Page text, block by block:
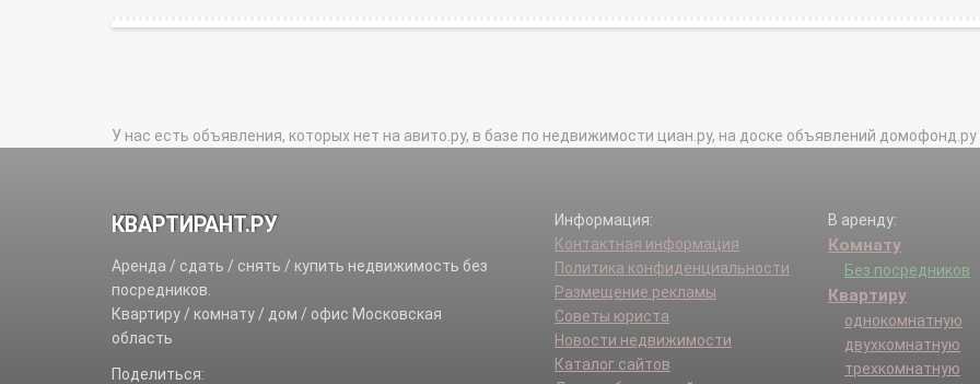
У нас есть объявления, которых нет на авито.ру, в базе по недвижимости циан.ру, на доске объявлений домофонд.ру
КВАРТИРАНТ.РУ
Аренда / сдать / снять / купить недвижимость без
посредников.
Квартиру / комнату / дом / офис Московская
область
Поделиться:
Информация:
Контактная информация
Политика конфиденциальности
Размещение рекламы
Советы юриста
Новости недвижимости
Каталог сайтов
В аренду:
Комнату
Без посредников
Квартиру
однокомнатную
двухкомнатную
трехкомнатную